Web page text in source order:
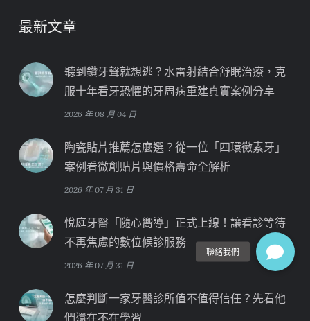
最新文章
聽到鑽牙聲就想逃？水雷射結合舒眠治療，克
服十年看牙恐懼的牙周病重建真實案例分享
2026 年 08 月 04 日
陶瓷貼片推薦怎麼選？從一位「四環黴素牙」
案例看微創貼片與價格壽命全解析
2026 年 07 月 31 日
悅庭牙醫「隨心嚮導」正式上線！讓看診等待
不再焦慮的數位候診服務
2026 年 07 月 31 日
怎麼判斷一家牙醫診所值不值得信任？先看他